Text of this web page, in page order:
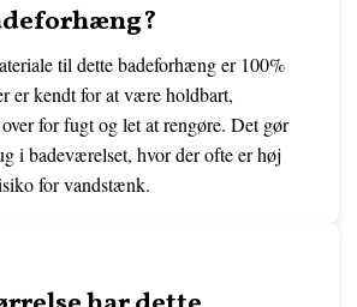
til dette badeforhæng er 100%
er kendt for at være holdbart,
for fugt og let at rengøre. Det gør
i badeværelset, hvor der ofte er høj
for vandstænk.